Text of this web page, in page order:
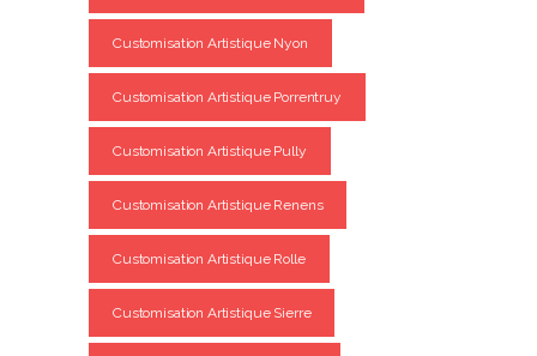
Customisation Artistique Nyon
Customisation Artistique Porrentruy
Customisation Artistique Pully
Customisation Artistique Renens
Customisation Artistique Rolle
Customisation Artistique Sierre